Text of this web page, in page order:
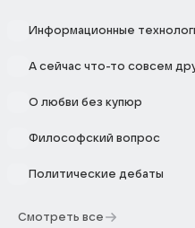
Информационные
А сейчас что-то совсем
О любви без купюр
Философский вопрос
Политические дебаты
Смотреть все